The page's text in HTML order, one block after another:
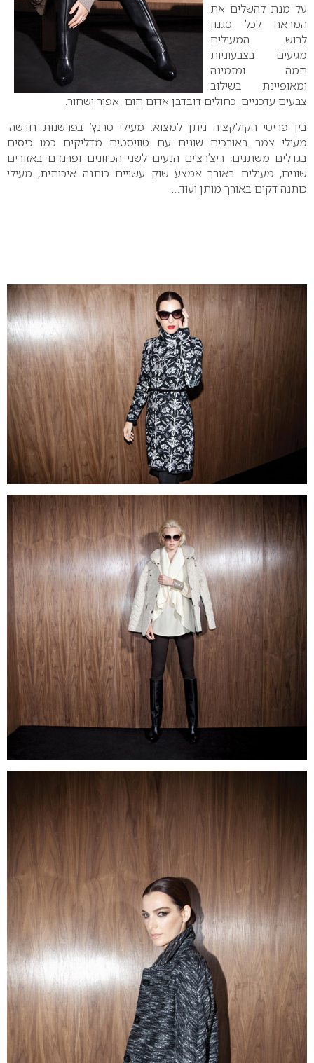
על מנת להשלים את
המראה לכל סגנון
לבוש. המעילים
מגיעים בצבעוניות
חמה ומזמינה
ומאופיינת בשילוב
צבעים עדכניים: כחולים דובדבן אדום חום אפור ושחור.
בין פריטי הקולקציה ניתן למצוא: מעילי טרנץ’ בפרשנות חדשה,
מעילי צמר באורכים שונים עם טוויסטים מדליקים כמו כיסים
בגדלים משתנים, ריצ’רצ’ים הנעים לשני הכיוונים ופרנזים באזורים
שונים, מעילים באורך אמצע שוק עשויים כותנה איכותית, מעילי
כותנה דקים באורך מותן ועוד…